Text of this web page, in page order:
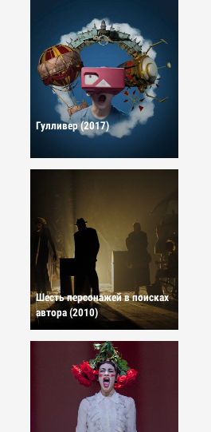
Гулливер (2017)
Шесть персонажей в поисках
автора (2010)